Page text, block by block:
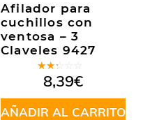
Afilador para
cuchillos con
ventosa – 3
Claveles 9427
Valorado
en
2.00
de 5
8,39€
AÑADIR AL CARRITO